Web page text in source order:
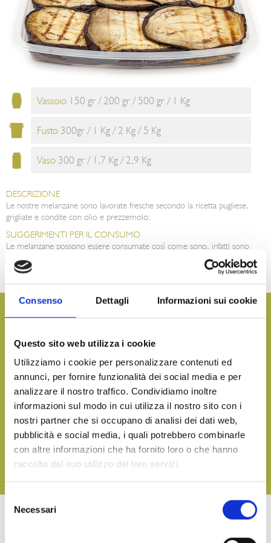
Consenso Dettagli Informazioni sui cookie
Questo sito web utilizza i cookie
Utilizziamo i cookie per personalizzare contenuti ed
annunci, per fornire funzionalità dei social media e per
analizzare il nostro traffico. Condividiamo inoltre
informazioni sul modo in cui utilizza il nostro sito con i
nostri partner che si occupano di analisi dei dati web,
pubblicità e social media, i quali potrebbero combinarle
con altre informazioni che ha fornito loro o che hanno
raccolto dal suo utilizzo dei loro servizi.
Selezione
delNecessari
Vassoio 150 gr / 200 gr / 500 gr / 1 Kg
Fusto 300gr / 1 Kg / 2 Kg / 5 Kg
Vaso 300 gr / 1,7 Kg / 2,9 Kg
DESCRIZIONE
Le nostre melanzane sono lavorate fresche secondo la ricetta pugliese,
grigliate e condite con olio e prezzemolo.
SUGGERIMENTI PER IL CONSUMO
Le melanzane possono essere consumate così come sono, infatti sono
pronte per essere gustate. Possono essere anche utilizzate per arricchire
sandwich, panini o pizza. Ottimi per la preparazioni di piatti come
Porta in tavola il sapore del mare, in qualsiasi occasione
SCARICA IL NOSTRO CATALOGO E SCOPRI TUTTE LE
NOSTRE DELIZIE
SCARICA
ALTRI PRODOTTI DELLA LINEA TERRA